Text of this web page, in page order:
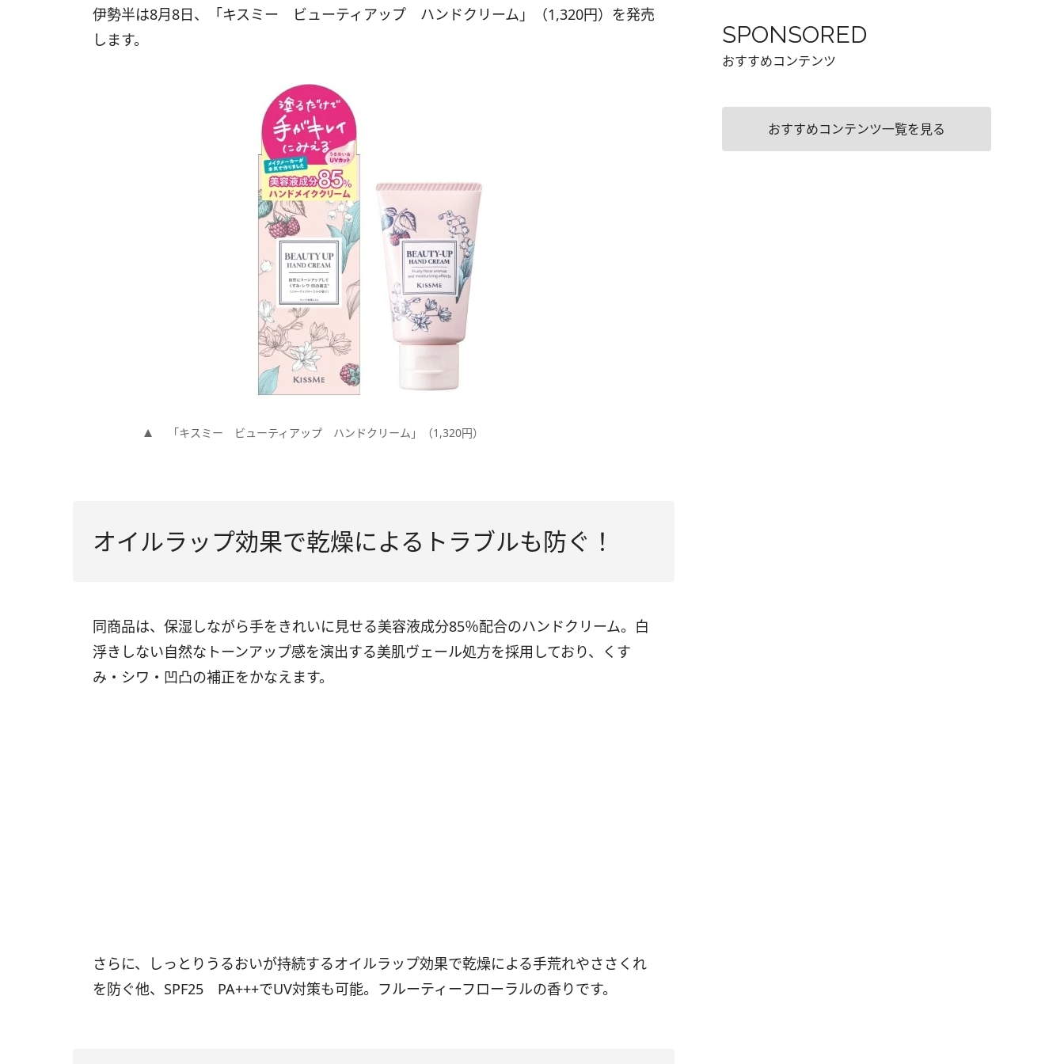
伊勢半は8月8日、「キスミー ビューティアップ ハンドクリーム」（1,320円）を発売
します。
「キスミー ビューティアップ ハンドクリーム」（1,320円）
オイルラップ効果で乾燥によるトラブルも防ぐ！
同商品は、保湿しながら手をきれいに見せる美容液成分85％配合のハンドクリーム。白
浮きしない自然なトーンアップ感を演出する美肌ヴェール処方を採用しており、くす
み・シワ・凹凸の補正をかなえます。
さらに、しっとりうるおいが持続するオイルラップ効果で乾燥による手荒れやささくれ
を防ぐ他、SPF25 PA+++でUV対策も可能。フルーティーフローラルの香りです。
SPONSORED
おすすめコンテンツ
おすすめコンテンツ一覧を見る